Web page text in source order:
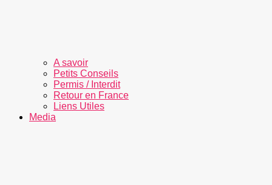
A savoir
Petits Conseils
Permis / Interdit
Retour en France
Liens Utiles
Media